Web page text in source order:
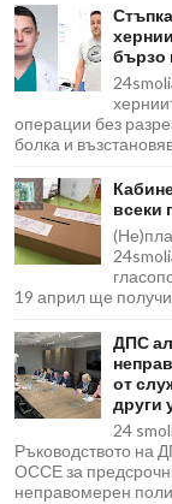
бързо
операции без
болка и
всеки
19 април ще получи
ДПС
от
други
24
Ръководството на
ОССЕ за
неправомерен